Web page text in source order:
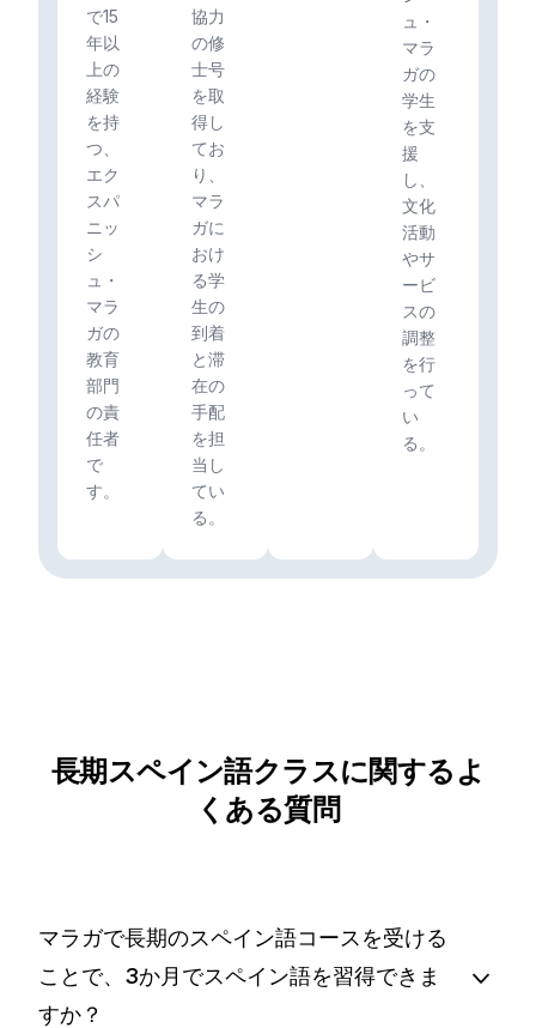
で15
年以
上の
経験
を持
つ、
エク
スパ
ニッ
シ
ュ・
マラ
ガの
教育
部門
の責
任者
で
す。
協力
の修
士号
を取
得し
てお
り、
マラ
ガに
おけ
る学
生の
到着
と滞
在の
手配
を担
当し
てい
る。
ュ・
マラ
ガの
学生
を支
援
し、
文化
活動
やサ
ービ
スの
調整
を行
って
い
る。
長期スペイン語クラスに関するよ
くある質問
マラガで長期のスペイン語コースを受ける
ことで、3か月でスペイン語を習得できま
すか？